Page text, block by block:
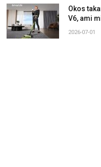
Okos
V6, ami
2026-07-01